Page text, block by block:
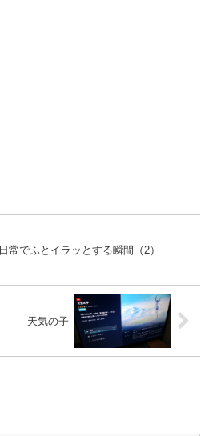
日常でふとイラッとする瞬間（2）
天気の子